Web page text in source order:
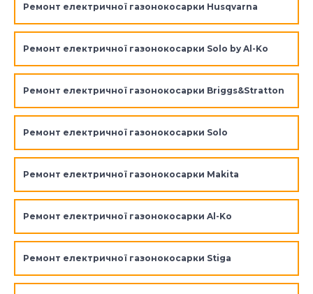
Ремонт електричної газонокосарки Husqvarna
Ремонт електричної газонокосарки Solo by Al-Ko
Ремонт електричної газонокосарки Briggs&Stratton
Ремонт електричної газонокосарки Solo
Ремонт електричної газонокосарки Makita
Ремонт електричної газонокосарки Al-Ko
Ремонт електричної газонокосарки Stiga